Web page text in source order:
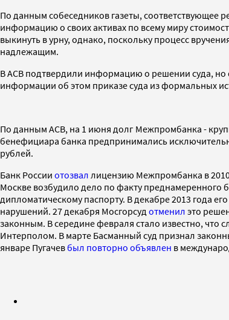
По данным собеседников газеты, соответствующее
информацию о своих активах по всему миру
выкинуть в урну, однако, поскольку процесс
надлежащим.
В АСВ подтвердили информацию о решении суда, но
информации об этом приказе суда из формальных
По данным АСВ, на 1 июня долг Межпромбанка -
бенефициара банка предпринимались
рублей.
Банк России отозвал лицензию Межпромбанка в
Москве возбудило дело по факту
дипломатическому паспорту. В декабре 2013 года
нарушений. 27 декабря Мосгорсуд отменил это
законным. В середине февраля стало известно, что
Интерполом. В марте Басманный суд признал
январе Пугачевбыл повторно объявлен в